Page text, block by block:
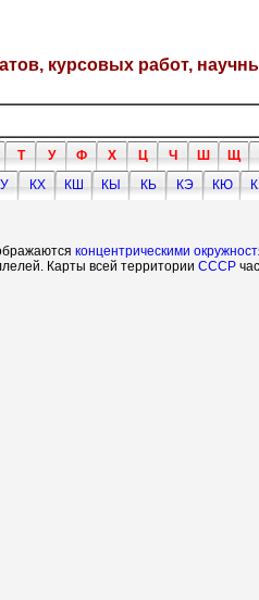
курсовых работ,
Т У Ф Х Ц Ч Ш Щ
КХ КШ КЫ КЬ КЭ КЮ
концентрическими
Карты всей территории СССР